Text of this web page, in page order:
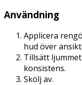
Användning
Applicera
hud över
Tillsätt
konsistens.
Skölj av.